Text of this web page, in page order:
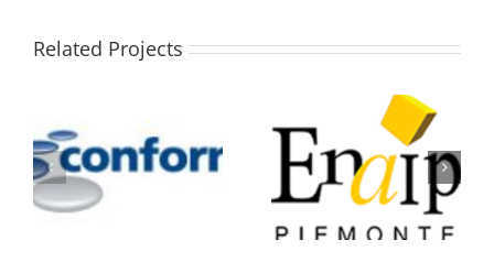
Related Projects